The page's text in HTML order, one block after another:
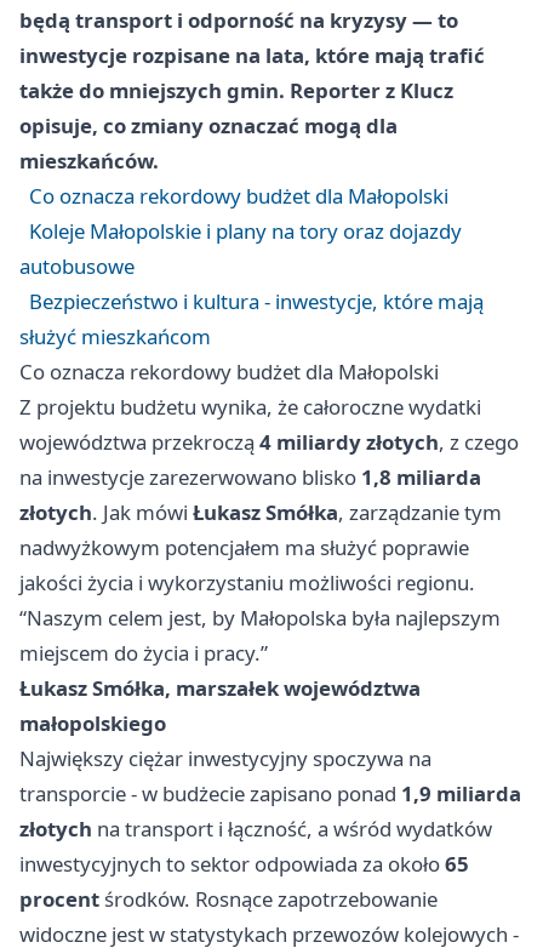
będą transport i odporność na kryzysy — to
inwestycje rozpisane na lata, które mają trafić
także do mniejszych gmin. Reporter z Klucz
opisuje, co zmiany oznaczać mogą dla
mieszkańców.
Co oznacza rekordowy budżet dla Małopolski
Koleje Małopolskie i plany na tory oraz dojazdy
autobusowe
Bezpieczeństwo i kultura - inwestycje, które mają
służyć mieszkańcom
Co oznacza rekordowy budżet dla Małopolski
Z projektu budżetu wynika, że całoroczne wydatki
województwa przekroczą 4 miliardy złotych, z czego
na inwestycje zarezerwowano blisko 1,8 miliarda
złotych. Jak mówi Łukasz Smółka, zarządzanie tym
nadwyżkowym potencjałem ma służyć poprawie
jakości życia i wykorzystaniu możliwości regionu.
“Naszym celem jest, by Małopolska była najlepszym
miejscem do życia i pracy.”
Łukasz Smółka, marszałek województwa
małopolskiego
Największy ciężar inwestycyjny spoczywa na
transporcie - w budżecie zapisano ponad 1,9 miliarda
złotych na transport i łączność, a wśród wydatków
inwestycyjnych to sektor odpowiada za około65
procent środków. Rosnące zapotrzebowanie
widoczne jest w statystykach przewozów kolejowych -